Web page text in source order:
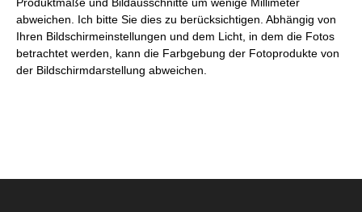
abweichen. Ich bitte Sie dies zu berücksichtigen. Abhängig von
Ihren Bildschirmeinstellungen und dem Licht, in dem die Fotos
betrachtet werden, kann die Farbgebung der Fotoprodukte von
der Bildschirmdarstellung abweichen.